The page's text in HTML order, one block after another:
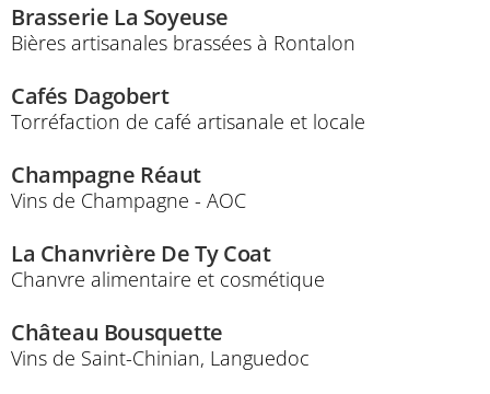
Brasserie La Soyeuse
Bières artisanales brassées à Rontalon
Cafés Dagobert
Torréfaction de café artisanale et locale
Champagne Réaut
Vins de Champagne - AOC
La Chanvrière De Ty Coat
Chanvre alimentaire et cosmétique
Château Bousquette
Vins de Saint-Chinian, Languedoc